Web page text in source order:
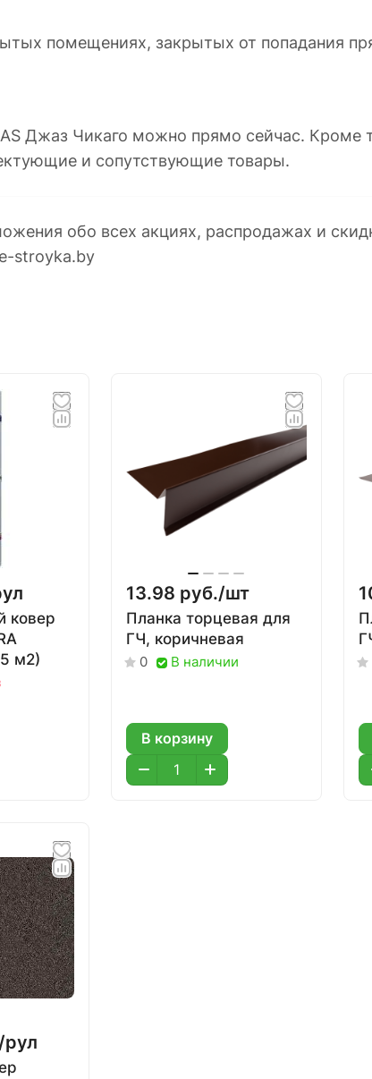
помещениях, закрытых от попадания
Джаз Чикаго можно прямо сейчас. Кроме
и сопутствующие товары.
обо всех акциях, распродажах и
stroyka.by
ковер
м2)
13.98 руб./шт
Планка торцевая для
ГЧ, коричневая
0 В наличии
В корзину
рул